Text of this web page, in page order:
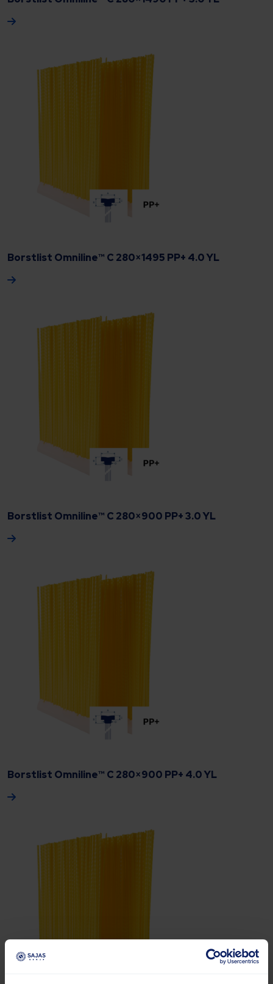
Borstlist Omniline™ C 280×1495 PP+ 4.0 YL
Borstlist Omniline™ C 280×900 PP+ 3.0 YL
Borstlist Omniline™ C 280×900 PP+ 4.0 YL